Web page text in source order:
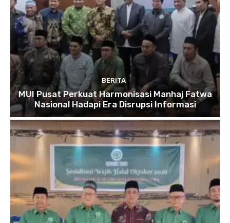
BERITA
MUI Pusat Perkuat Harmonisasi Manhaj Fatwa
Nasional Hadapi Era Disrupsi Informasi